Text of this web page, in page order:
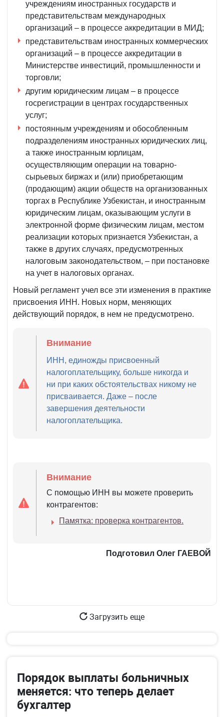
учреждениям иностранных государств и
представительствам международных
организаций – в процессе аккредитации в МИД;
представительствам иностранных коммерческих
организаций – в процессе аккредитации в
Министерстве инвестиций, промышленности и
торговли;
другим юридическим лицам – в процессе
госрегистрации в центрах государственных
услуг;
постоянным учреждениям и обособленным
подразделениям иностранных юридических лиц,
а также иностранным юрлицам,
осуществляющим операции на товарно-
сырьевых биржах и (или) приобретающим
(продающим) акции обществ на организованных
торгах в Республике Узбекистан, и иностранным
юридическим лицам, оказывающим услуги в
электронной форме физическим лицам, местом
реализации которых признается Узбекистан, а
также в других случаях, предусмотренных
налоговым законодательством, – при постановке
на учет в налоговых органах.
Новый регламент учел все эти изменения в практике
присвоения ИНН. Новых норм, меняющих
действующий порядок, в нем не предусмотрено.
Внимание
ИНН, единожды присвоенный
налогоплательщику, больше никогда и
ни при каких обстоятельствах никому не
присваивается. Даже – после
завершения деятельности
налогоплательщика.
Внимание
С помощью ИНН вы можете проверить
контрагентов:
Памятка: проверка контрагентов.
Подготовил Олег ГАЕВОЙ
Загрузить еще
Порядок выплаты больничных
меняется: что теперь делает
бухгалтер